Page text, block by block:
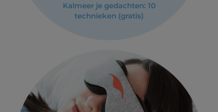
Kalmeer je gedachten: 10
technieken (gratis)